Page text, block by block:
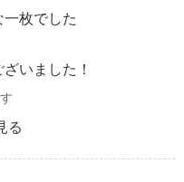
枚でした
いました！
る